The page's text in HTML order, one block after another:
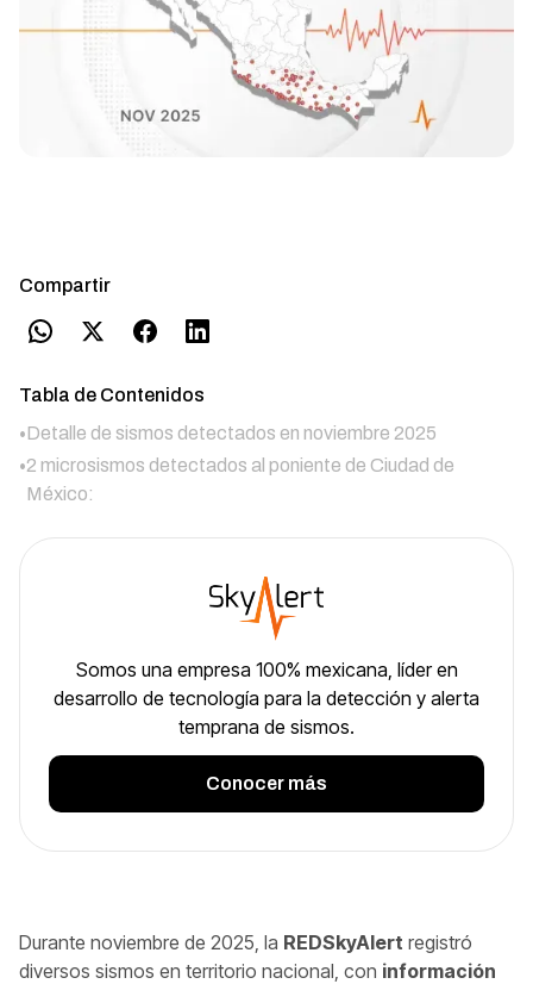
Compartir
Tabla de Contenidos
•Detalle de sismos detectados en noviembre 2025
•2 microsismos detectados al poniente de Ciudad de
México:
Somos una empresa 100% mexicana, líder en
desarrollo de tecnología para la detección y alerta
temprana de sismos.
Conocer más
Durante noviembre de 2025, la REDSkyAlert registró
diversos sismos en territorio nacional, con información